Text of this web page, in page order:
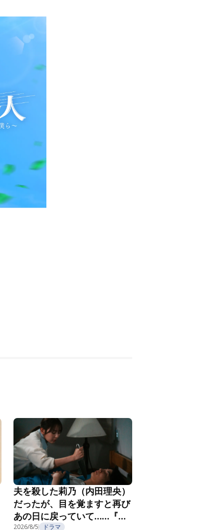
夫を殺した莉乃（内田理央）
だったが、目を覚ますと再び
あの日に戻っていて……『夫
2026/8/5 ドラマ